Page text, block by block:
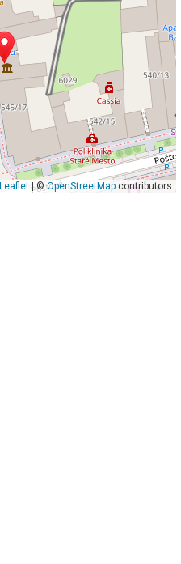
Leaflet| ©OpenStreetMapcontributors